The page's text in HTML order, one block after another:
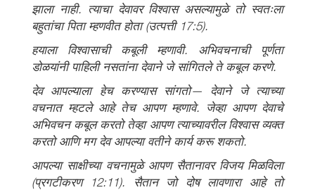
झाला नाही. त्याचा देवावर विश्वास असल्यामुळे तो स्वतःला
बहुतांचा पिता म्हणवीत होता(उत्पत्ती 17:5).
हयाला विश्वासाची कबूली म्हणावी. अभिवचनाची पूर्णता
डोळयांनी पाहिली नसतांना देवाने जे सांगितले ते कबूल करणे.
देव आपल्याला हेच करण्यास सांगतो— देवाने जे त्याच्या
वचनात म्हटले आहे तेच आपण म्हणावे. जेव्हा आपण देवाचे
अभिवचन कबूल करतो तेव्हा आपण त्याच्यावरील विश्वास व्यक्त
करतो आणि मग देव आपल्या वतीने कार्य करू शकतो.
आपल्या साक्षीच्या वचनामुळे आपण सैतानावर विजय मिळविला
(प्रगटीकरण 12:11). सैतान जो दोष लावणारा आहे तो